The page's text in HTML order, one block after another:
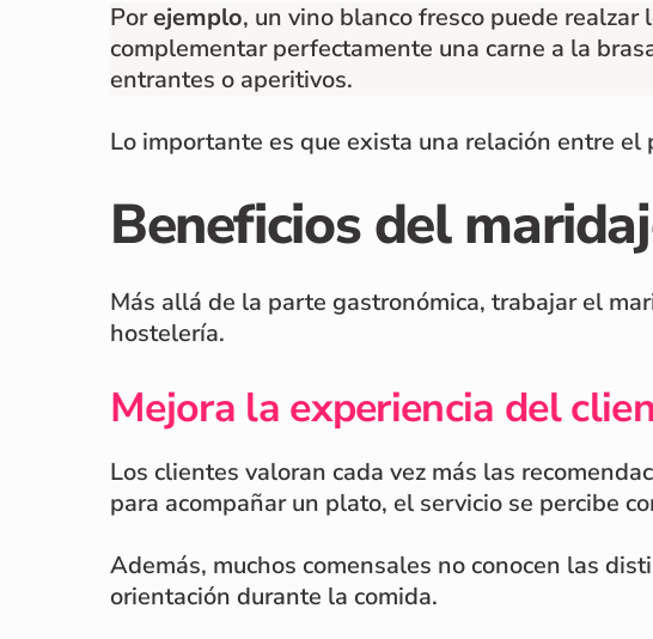
Porejemplo, un vino blanco fresco puede
complementar perfectamente una carne a la
entrantes o aperitivos.
Lo importante es que exista una relación entre
Beneficios del
Más allá de la parte gastronómica, trabajar el
hostelería.
Mejora la experiencia del
Los clientes valoran cada vez más las
para acompañar un plato, el servicio se percibe
Además, muchos comensales no conocen las
orientación durante la comida.